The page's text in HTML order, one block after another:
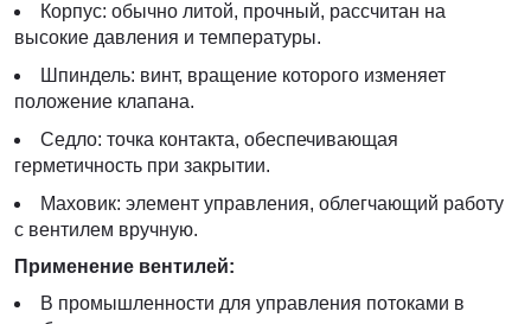
Корпус: обычно литой, прочный, рассчитан на
высокие давления и температуры.
Шпиндель: винт, вращение которого изменяет
положение клапана.
Седло: точка контакта, обеспечивающая
герметичность при закрытии.
Маховик: элемент управления, облегчающий работу
с вентилем вручную.
Применение вентилей:
В промышленности для управления потоками в